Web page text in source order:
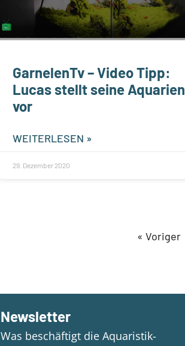
GarnelenTv – Video Tipp:
Lucas stellt seine Aquarien
vor
WEITERLESEN »
29. Dezember 2020
« Voriger
Newsletter
Was beschäftigt die Aquaristik-